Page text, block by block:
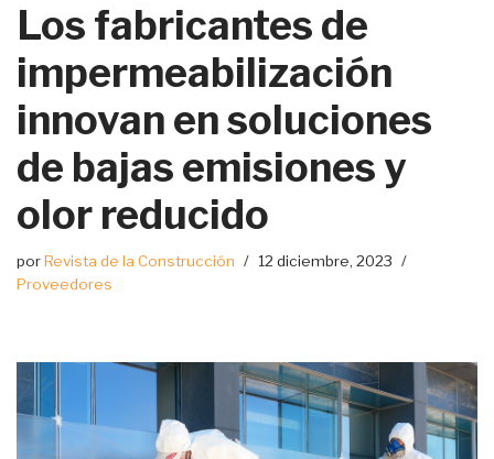
Los fabricantes de
impermeabilización
innovan en soluciones
de bajas emisiones y
olor reducido
porRevista de la Construcción
12 diciembre, 2023
Proveedores